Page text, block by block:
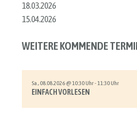
18.03.2026
15.04.2026
WEITERE KOMMENDE
Sa., 08.08.2026 @ 10:30 Uhr - 11:30 Uhr
EINFACH VORLESEN